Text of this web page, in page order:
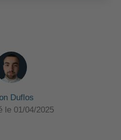
Duflos
le 01/04/2025